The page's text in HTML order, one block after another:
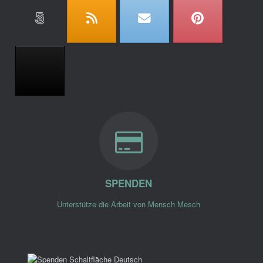
SPENDEN
Unterstütze die Arbeit von Mensch Mesch